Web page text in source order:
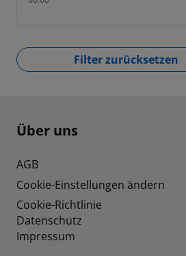
Filter zurücksetzen
Footer navigation
Über uns
AGB
Cookie-Einstellungen ändern
Cookie-Richtlinie
Datenschutz
Impressum